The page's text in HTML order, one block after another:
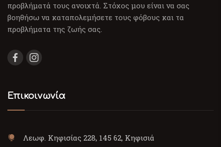
προβλήματά τους ανοιχτά. Στόχος μου είναι να σας
βοηθήσω να καταπολεμήσετε τους φόβους και τα
προβλήματα της ζωής σας.
Επικοινωνία
Λεωφ. Κηφισίας 228, 145 62, Κηφισιά